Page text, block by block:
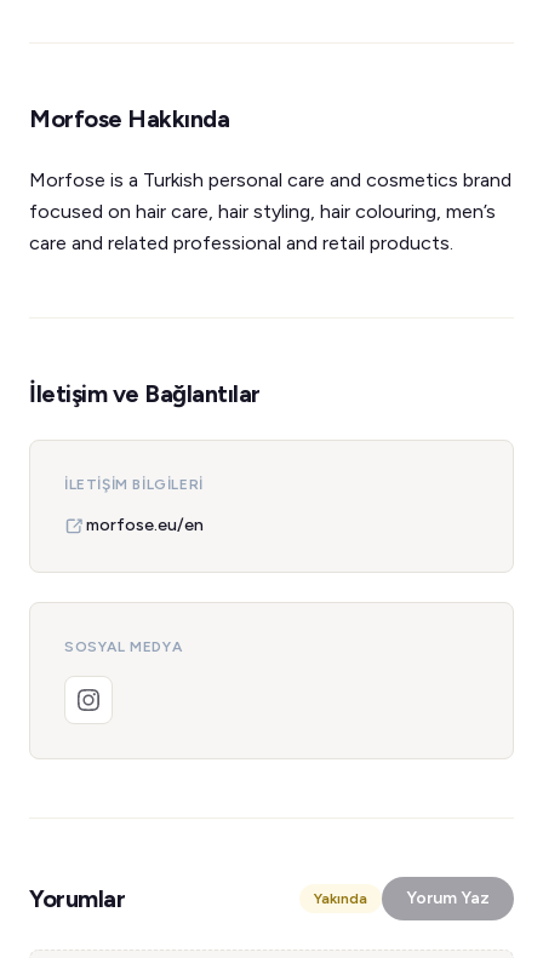
Morfose Hakkında
Morfose is a Turkish personal care and cosmetics brand
focused on hair care, hair styling, hair colouring, men’s
care and related professional and retail products.
İletişim ve Bağlantılar
İLETIŞIM BILGILERI
morfose.eu/en
SOSYAL MEDYA
Yorumlar Yakında Yorum Yaz